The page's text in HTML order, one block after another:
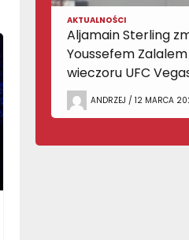
AKTUALNOŚCI
Aljamain Sterling
Youssefem
wieczoru UFC
ANDRZEJ / 12 MARCA